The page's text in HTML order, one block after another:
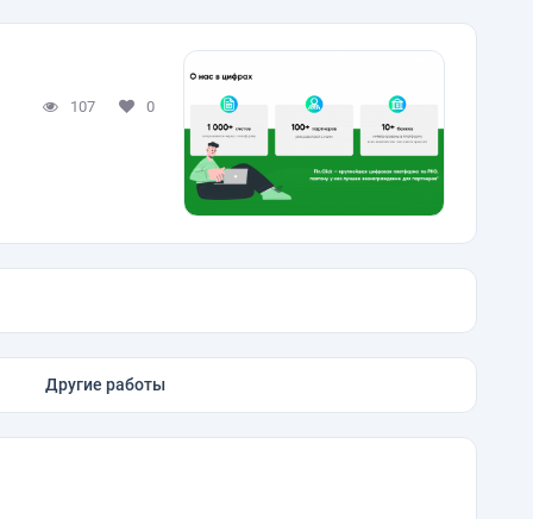
107 0
Другие работы